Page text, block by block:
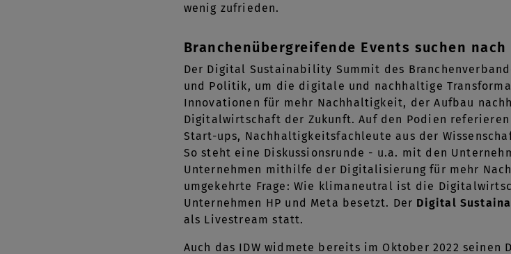
wenig zufrieden.
Branchenübergreifende Events suchen nach
Der Digital Sustainability Summit des
und Politik, um die digitale und nachhaltige
Innovationen für mehr Nachhaltigkeit, der Aufbau
Digitalwirtschaft der Zukunft. Auf den Podien
Start-ups, Nachhaltigkeitsfachleute aus der
So steht eine Diskussionsrunde - u.a. mit den
Unternehmen mithilfe der Digitalisierung für mehr
umgekehrte Frage: Wie klimaneutral ist die
Unternehmen HP und Meta besetzt. Der Digital
als Livestream statt.
Auch das IDW widmete bereits im Oktober 2022